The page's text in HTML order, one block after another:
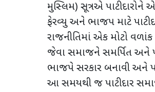
મુસ્લિમ) સૂત્રએ પાટીદારોને
ફેરવ્યુ અને ભાજપ માટે
રાજનીતિમાં એક મોટો
જેવા સમાજને સમર્પિત અને
ભાજપે સરકાર બનાવી અને
આ સમયથી જ પાટીદાર